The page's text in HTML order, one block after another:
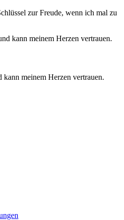
zur Freude, wenn ich mal zu
meinem Herzen vertrauen.